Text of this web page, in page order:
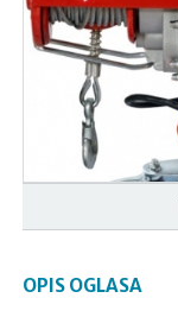
OPIS OGLASA